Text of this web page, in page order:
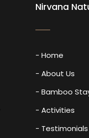
Nirvana
- Home
- About Us
- Bamboo
- Activities
- Testimonials